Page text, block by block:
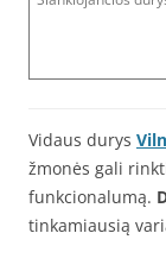
Vidaus durys
žmonės gali
funkcionalumą.
tinkamiausią